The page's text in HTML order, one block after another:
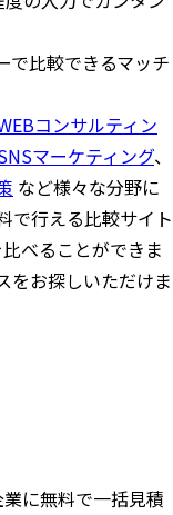
で比較できるマッチ
コンサルティン
マーケティング、
など様々な分野に
で行える比較サイト
べることができま
をお探しいただけま
に無料で一括見積